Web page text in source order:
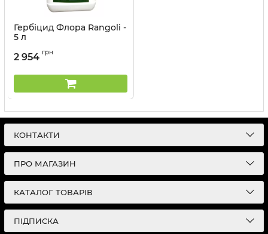
Гербіцид Флора Rangoli -
5 л
2 954 грн
КОНТАКТИ
ПРО МАГАЗИН
КАТАЛОГ ТОВАРІВ
ПІДПИСКА